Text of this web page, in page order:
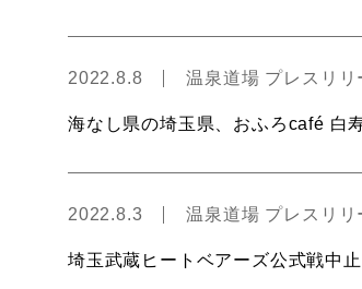
2022.8.8 温泉道場 プレスリリ
海なし県の埼玉県、おふろcafé 白
2022.8.3 温泉道場 プレスリリ
埼玉武蔵ヒートベアーズ公式戦中